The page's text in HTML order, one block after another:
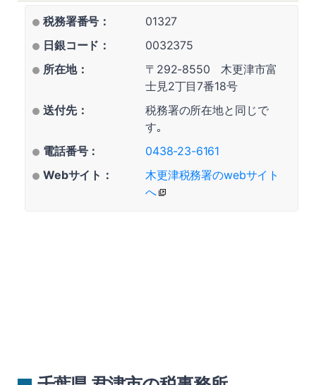
税務署番号：
01327
日銀コード：
0032375
所在地：
〒292-8550 木更津市富
士見2丁目7番18号
送付先：
税務署の所在地と同じで
す｡
電話番号：
0438-23-6161
Webサイト：
木更津税務署のwebサイト
へ